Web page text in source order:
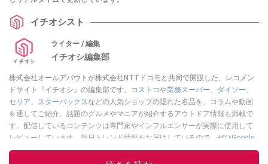
イチオシスト
ライター / 編集
イチオシ編集部
株式会社オールアバウトが株式会社NTTドコモと共同で開設した、レコメン
ドサイト『イチオシ』の編集部です。
コストコや業務スーパー、 ダイソー、
セリア、 スターバックスなどの人気ショップの隠れた名品を、コラムや動画
を通してご紹介。話題のグルメやマニアが紹介するアウトドア情報も満載で
す。配信しているコンテンツは専門家やインフルエンサーが実際に使用して
レビューしています。毎日トレンド情報をお届けしているので、ぜひGoogle
ニュースでフォローしてください！